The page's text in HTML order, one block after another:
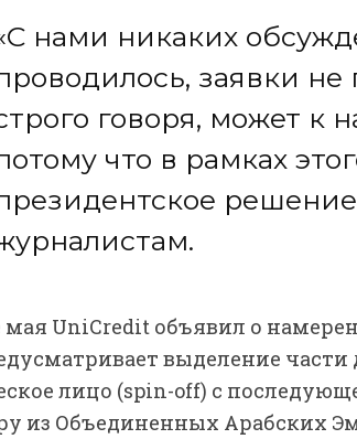
нами никаких
заявки не
говоря, может к
что в рамках
мая UniCredit объявил о
выделение части
лицо (spin-off) с
из Объединенных Арабских